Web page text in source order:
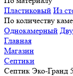
Пластиковый Из
По количеству
Однокамерный
Главная
Магазин
Септики
Септик Эко-Гранд